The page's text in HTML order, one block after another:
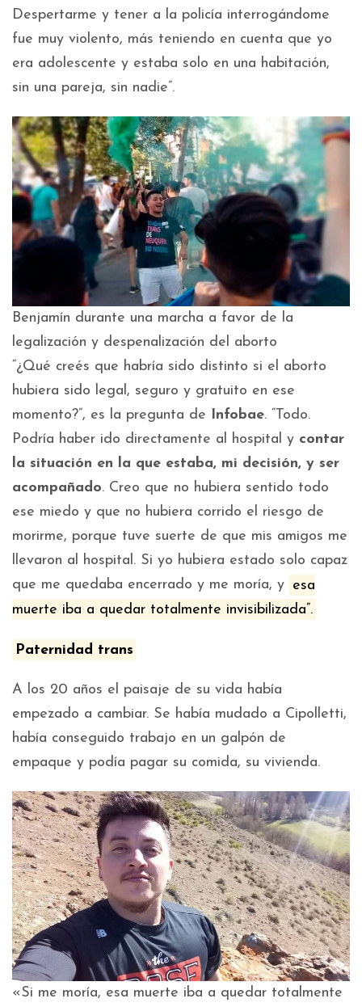
Despertarme y tener a la policía interrogándome
fue muy violento, más teniendo en cuenta que yo
era adolescente y estaba solo en una habitación,
sin una pareja, sin nadie”.
Benjamín durante una marcha a favor de la
legalización y despenalización del aborto
“¿Qué creés que habría sido distinto si el aborto
hubiera sido legal, seguro y gratuito en ese
momento?”, es la pregunta de Infobae. “Todo.
Podría haber ido directamente al hospital y contar
la situación en la que estaba, mi decisión, y ser
acompañado. Creo que no hubiera sentido todo
ese miedo y que no hubiera corrido el riesgo de
morirme, porque tuve suerte de que mis amigos me
llevaron al hospital. Si yo hubiera estado solo capaz
que me quedaba encerrado y me moría, y esa
muerte iba a quedar totalmente invisibilizada”.
Paternidad trans
A los 20 años el paisaje de su vida había
empezado a cambiar. Se había mudado a Cipolletti,
había conseguido trabajo en un galpón de
empaque y podía pagar su comida, su vivienda.
«Si me moría, esa muerte iba a quedar totalmente